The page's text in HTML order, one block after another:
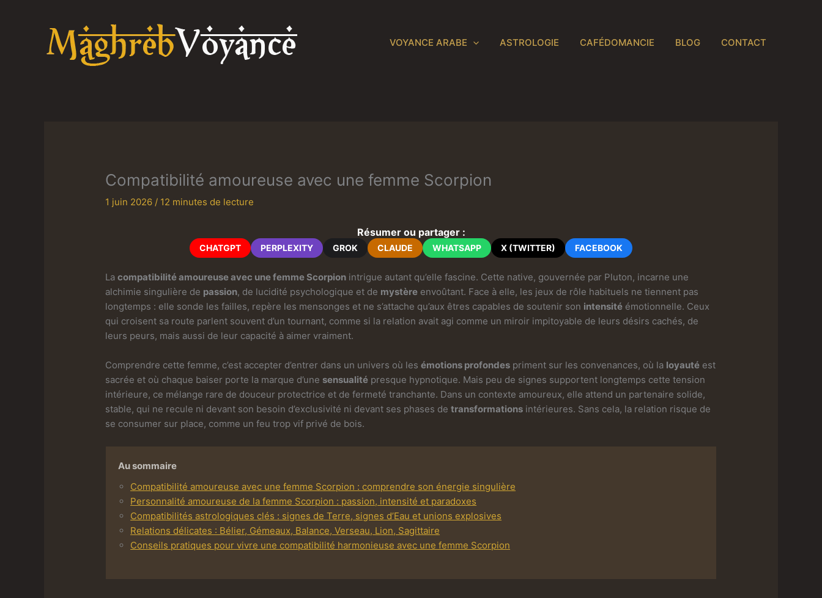
VOYANCE ARABE ASTROLOGIE CAFÉDOMANCIE BLOG CONTACT
Compatibilité amoureuse avec une femme Scorpion
1 juin 2026 / 12 minutes de lecture
Résumer ou partager :
CHATGPT PERPLEXITY GROK CLAUDE WHATSAPP X (TWITTER) FACEBOOK
Lacompatibilité amoureuse avec une femme Scorpion intrigue autant qu’elle fascine. Cette native, gouvernée par Pluton, incarne une
alchimie singulière de passion, de lucidité psychologique et de mystère envoûtant. Face à elle, les jeux de rôle habituels ne tiennent pas
longtemps : elle sonde les failles, repère les mensonges et ne s’attache qu’aux êtres capables de soutenir son intensité émotionnelle. Ceux
qui croisent sa route parlent souvent d’un tournant, comme si la relation avait agi comme un miroir impitoyable de leurs désirs cachés, de
leurs peurs, mais aussi de leur capacité à aimer vraiment.
Comprendre cette femme, c’est accepter d’entrer dans un univers où lesémotions profondes priment sur les convenances, où la loyauté est
sacrée et où chaque baiser porte la marque d’une sensualité presque hypnotique. Mais peu de signes supportent longtemps cette tension
intérieure, ce mélange rare de douceur protectrice et de fermeté tranchante. Dans un contexte amoureux, elle attend un partenaire solide,
stable, qui ne recule ni devant son besoin d’exclusivité ni devant ses phases detransformations intérieures. Sans cela, la relation risque de
se consumer sur place, comme un feu trop vif privé de bois.
Au sommaire
Compatibilité amoureuse avec une femme Scorpion : comprendre son énergie singulière
Personnalité amoureuse de la femme Scorpion : passion, intensité et paradoxes
Compatibilités astrologiques clés : signes de Terre, signes d’Eau et unions explosives
Relations délicates : Bélier, Gémeaux, Balance, Verseau, Lion, Sagittaire
Conseils pratiques pour vivre une compatibilité harmonieuse avec une femme Scorpion